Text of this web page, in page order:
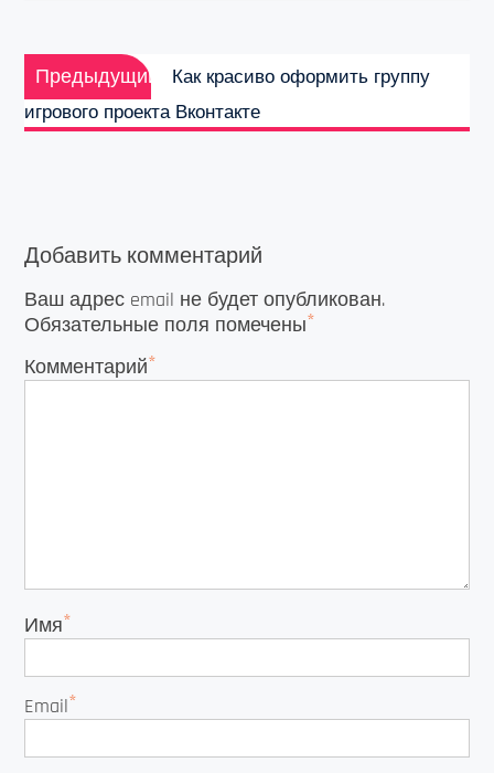
Навигация
по
записям
Предыдущий
Предыдущая
запись:
Как красиво оформить группу
игрового проекта Вконтакте
Добавить комментарий
Ваш адрес email не будет опубликован.
Обязательные поля помечены*
Комментарий*
Имя*
Email*